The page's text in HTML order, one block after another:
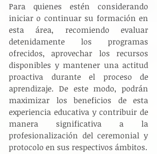
Para quienes estén considerando
iniciar o continuar su formación en
esta área, recomiendo evaluar
detenidamente los programas
ofrecidos, aprovechar los recursos
disponibles y mantener una actitud
proactiva durante el proceso de
aprendizaje. De este modo, podrán
maximizar los beneficios de esta
experiencia educativa y contribuir de
manera significativa a la
profesionalización del ceremonial y
protocolo en sus respectivos ámbitos.